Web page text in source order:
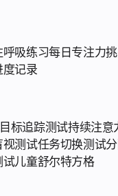
呼吸练习每日专注力
度记录
标追踪测试持续注意
视测试任务切换测试
试儿童舒尔特方格